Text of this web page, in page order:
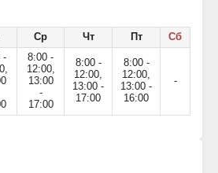
Ср Чт Пт Сб
-
8:00 -
12:00,
13:00
-
17:00
8:00 -
12:00,
13:00 -
17:00
8:00 -
12:00,
13:00 -
16:00
-